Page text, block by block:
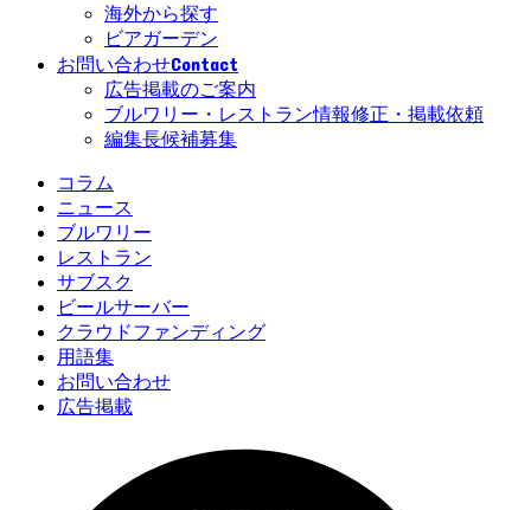
海外から探す
ビアガーデン
お問い合わせContact
広告掲載のご案内
ブルワリー・レストラン情報修正・掲載依頼
編集長候補募集
コラム
ニュース
ブルワリー
レストラン
サブスク
ビールサーバー
クラウドファンディング
用語集
お問い合わせ
広告掲載